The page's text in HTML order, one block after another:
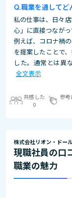
職業を通してど
私の仕事は、日々
心」に直接つながっ
例えば、コロナ禍
を提案したことで
した。通常とは異
全文表示
共感した
0
参
株式会社リオン・ドー
現職社員の口
職業の魅力